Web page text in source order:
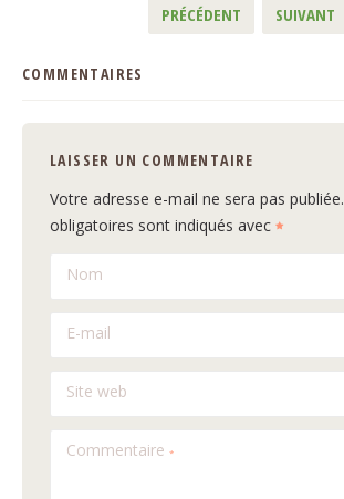
PRÉCÉDENT SUIVANT
COMMENTAIRES
LAISSER UN COMMENTAIRE
Votre adresse e-mail ne sera pas publiée.
obligatoires sont indiqués avec
Nom
E-mail
Site web
Commentaire *